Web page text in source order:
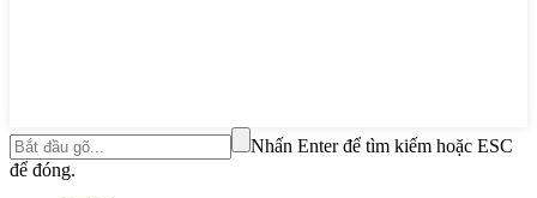
Nhấn Enter để tìm kiếm hoặc ESC
để đóng.